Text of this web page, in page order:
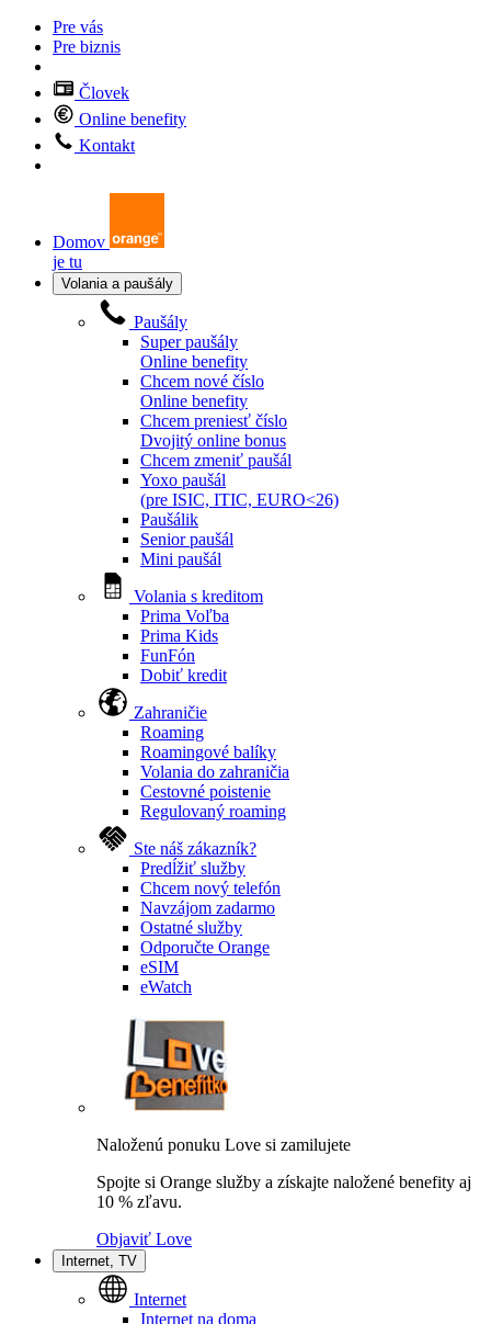
Pre vás
Pre biznis
Človek
Online benefity
Kontakt
Domov
je tu
Volania a paušály
Paušály
Super paušály
Online benefity
Chcem nové číslo
Online benefity
Chcem preniesť číslo
Dvojitý online bonus
Chcem zmeniť paušál
Yoxo paušál
(pre ISIC, ITIC, EURO<26)
Paušálik
Senior paušál
Mini paušál
Volania s kreditom
Prima Voľba
Prima Kids
FunFón
Dobiť kredit
Zahraničie
Roaming
Roamingové balíky
Volania do zahraničia
Cestovné poistenie
Regulovaný roaming
Ste náš zákazník?
Predĺžiť služby
Chcem nový telefón
Navzájom zadarmo
Ostatné služby
Odporučte Orange
eSIM
eWatch
Naloženú ponuku Love si zamilujete
Spojte si Orange služby a získajte naložené benefity aj
10 % zľavu.
Objaviť Love
Internet, TV
Internet
Internet na doma